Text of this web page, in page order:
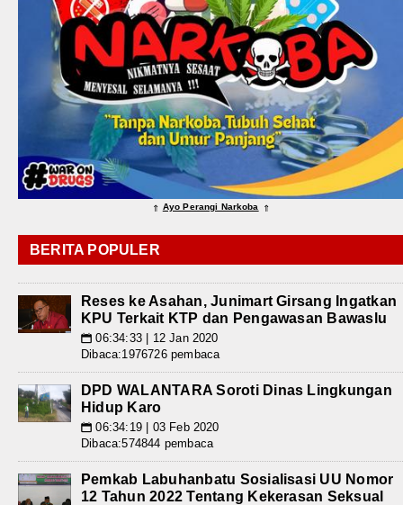
⇑ Ayo Perangi Narkoba ⇑
BERITA POPULER
Reses ke Asahan, Junimart Girsang Ingatkan
KPU Terkait KTP dan Pengawasan Bawaslu
📅 06:34:33 | 12 Jan 2020
Dibaca:1976726 pembaca
DPD WALANTARA Soroti Dinas Lingkungan
Hidup Karo
📅 06:34:19 | 03 Feb 2020
Dibaca:574844 pembaca
Pemkab Labuhanbatu Sosialisasi UU Nomor
12 Tahun 2022 Tentang Kekerasan Seksual